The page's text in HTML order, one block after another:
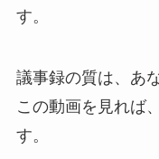
す。
議事録の質は、あ
この動画を見れば
す。